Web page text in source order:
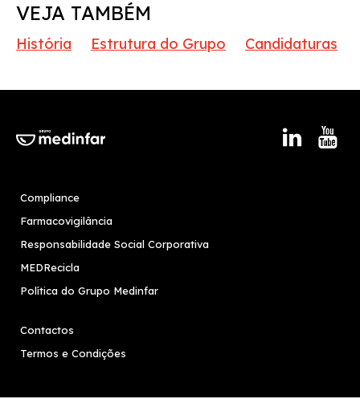
VEJA TAMBÉM
História Estrutura do Grupo Candidaturas
Compliance
Farmacovigilância
Responsabilidade Social Corporativa
MEDRecicla
Política do Grupo Medinfar
Contactos
Termos e Condições